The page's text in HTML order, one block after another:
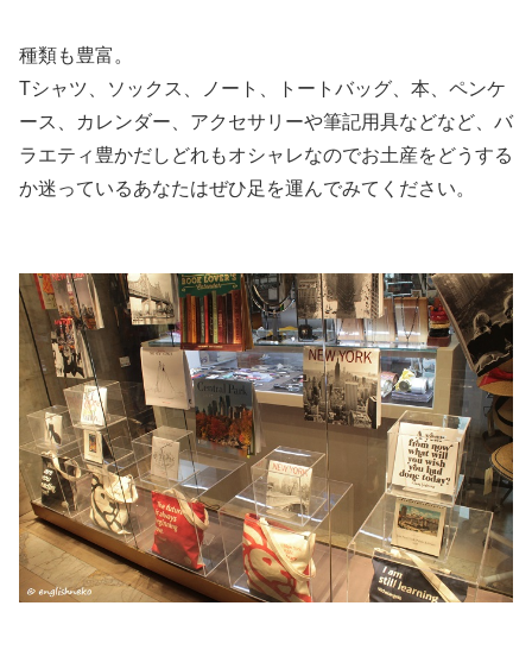
種類も豊富。
Tシャツ、ソックス、ノート、トートバッグ、本、ペンケ
ース、カレンダー、アクセサリーや筆記用具などなど 、バ
ラエティ豊かだしどれもオシャレなのでお土産をどうする
か迷っているあなたはぜひ足を運んでみてください。